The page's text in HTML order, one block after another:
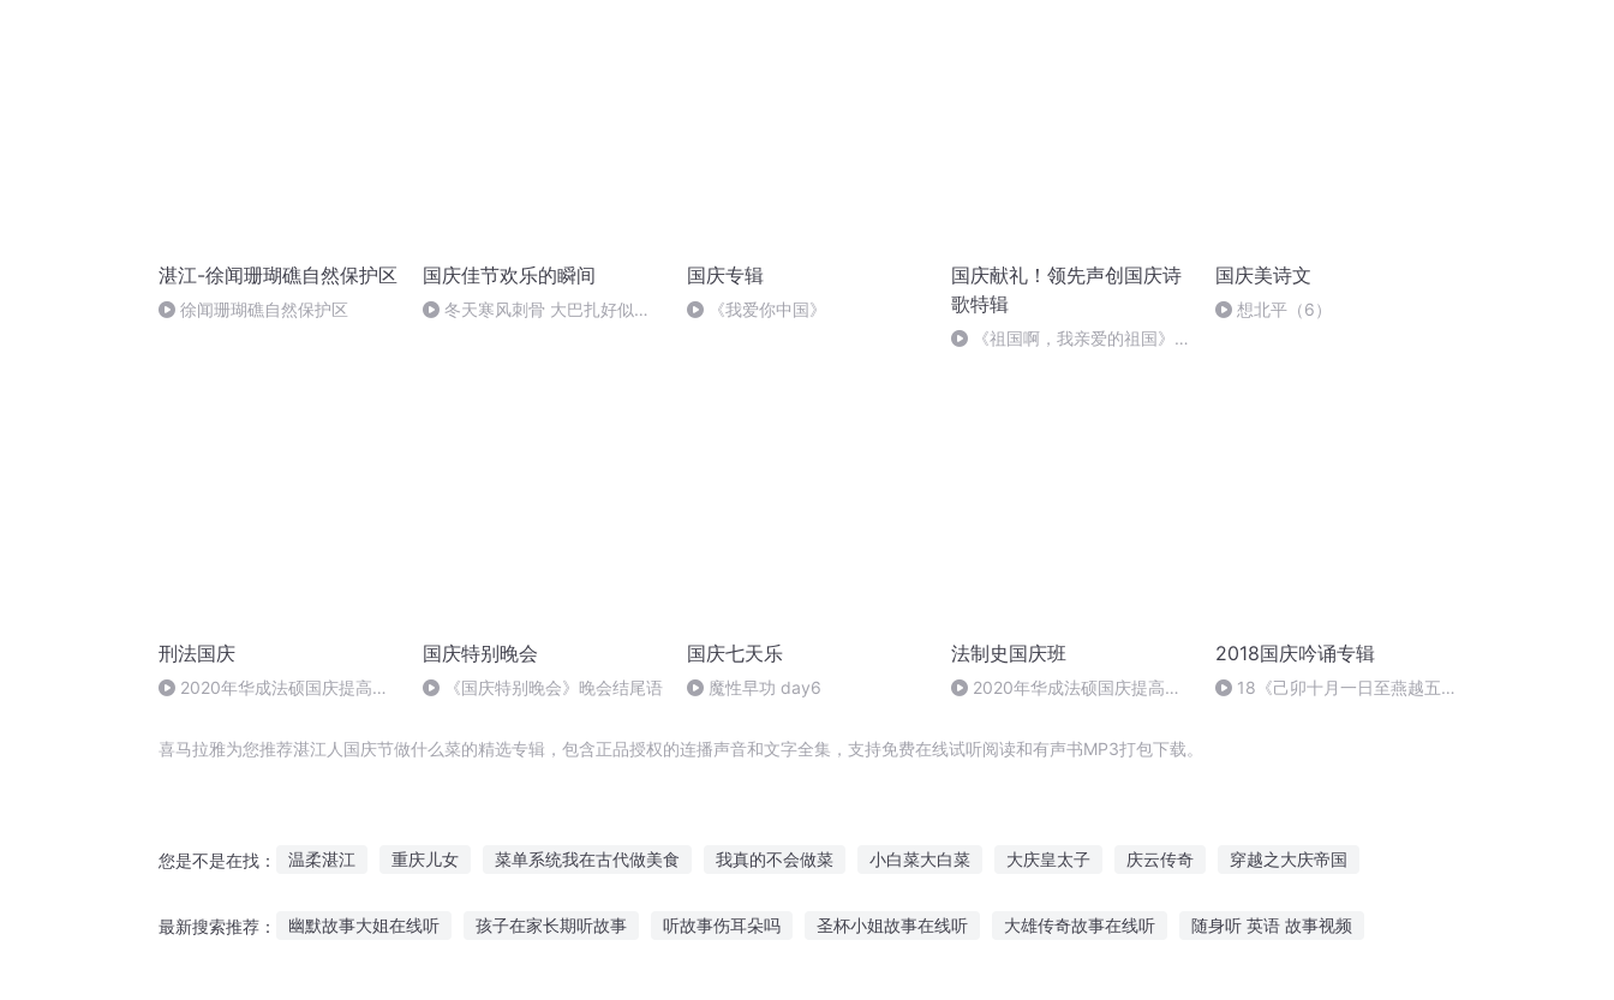
湛江-徐闻珊瑚礁自然保护区
徐闻珊瑚礁自然保护区
国庆佳节欢乐的瞬间
冬天寒风刺骨 大巴扎好似温
国庆专辑
《我爱你中国》
国庆献礼！领先声创国庆诗
歌特辑
《祖国啊，我亲爱的祖国》温
国庆美诗文
想北平（6）
刑法国庆
2020年华成法硕国庆提高班
国庆特别晚会
《国庆特别晚会》晚会结尾语
国庆七天乐
魔性早功 day6
法制史国庆班
2020年华成法硕国庆提高班
2018国庆吟诵专辑
18《己卯十月一日至燕越五
喜马拉雅为您推荐湛江人国庆节做什么菜的精选专辑，包含正品授权的连播声音和文字全集，支持免费在线试听阅读和有声书MP3打包下载。
您是不是在找： 温柔湛江 重庆儿女 菜单系统我在古代做美食 我真的不会做菜 小白菜大白菜 大庆皇太子 庆云传奇 穿越之大庆帝国
最新搜索推荐： 幽默故事大姐在线听 孩子在家长期听故事 听故事伤耳朵吗 圣杯小姐故事在线听 大雄传奇故事在线听 随身听 英语 故事视频